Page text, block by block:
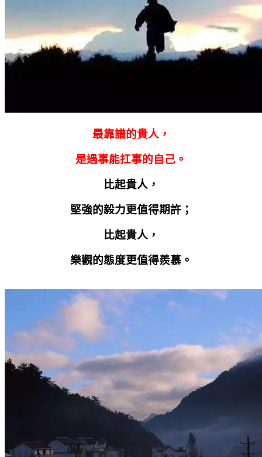
最靠譜的貴人，
是遇事能扛事的自己。
比起貴人，
堅強的毅力更值得期許；
比起貴人，
樂觀的態度更值得羨慕。